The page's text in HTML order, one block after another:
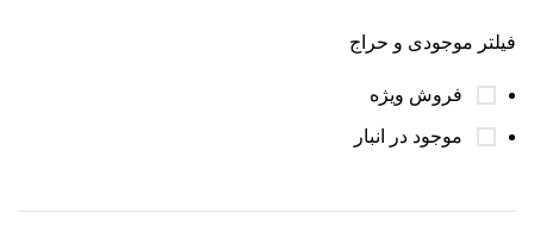
فیلتر موجودی و حراج
فروش ویژه
موجود در انبار